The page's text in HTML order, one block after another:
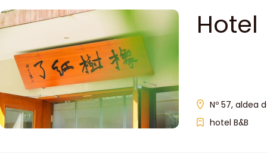
Hotel
Nº 57, aldea
hotel B&B